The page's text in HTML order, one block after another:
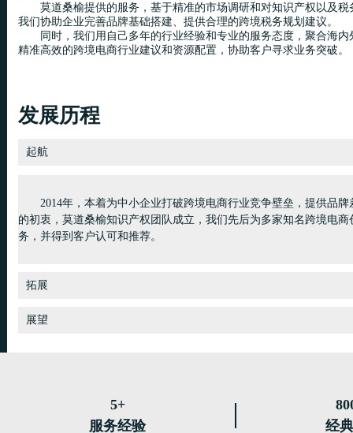
莫道桑榆提供的服务，基于精准的市场调研和对知识产权以及
我们协助企业完善品牌基础搭建、提供合理的跨境税务规划建议。
同时，我们用自己多年的行业经验和专业的服务态度，聚合海
精准高效的跨境电商行业建议和资源配置，协助客户寻求业务突破。
发展历程
起航
2014年，本着为中小企业打破跨境电商行业竞争壁垒，提供品
的初衷，莫道桑榆知识产权团队成立，我们先后为多家知名跨境电
务，并得到客户认可和推荐。
拓展
展望
5+
服务经验
经